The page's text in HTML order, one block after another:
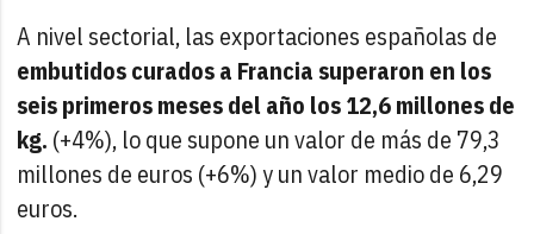
A nivel sectorial, las exportaciones españolas de
embutidos curados a Francia superaron en los
seis primeros meses del año los 12,6 millones de
kg. (+4%), lo que supone un valor de más de 79,3
millones de euros (+6%) y un valor medio de 6,29
euros.